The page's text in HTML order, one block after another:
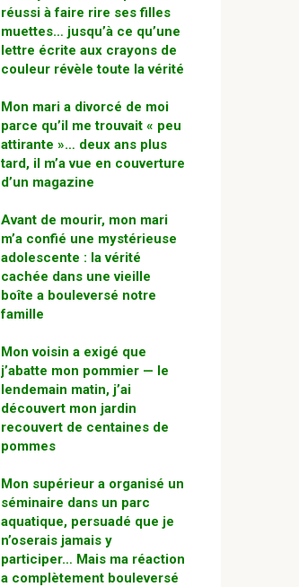
réussi à faire rire ses filles
muettes… jusqu’à ce qu’une
lettre écrite aux crayons de
couleur révèle toute la vérité
Mon mari a divorcé de moi
parce qu’il me trouvait « peu
attirante »… deux ans plus
tard, il m’a vue en couverture
d’un magazine
Avant de mourir, mon mari
m’a confié une mystérieuse
adolescente : la vérité
cachée dans une vieille
boîte a bouleversé notre
famille
Mon voisin a exigé que
j’abatte mon pommier — le
lendemain matin, j’ai
découvert mon jardin
recouvert de centaines de
pommes
Mon supérieur a organisé un
séminaire dans un parc
aquatique, persuadé que je
n’oserais jamais y
participer… Mais ma réaction
a complètement bouleversé